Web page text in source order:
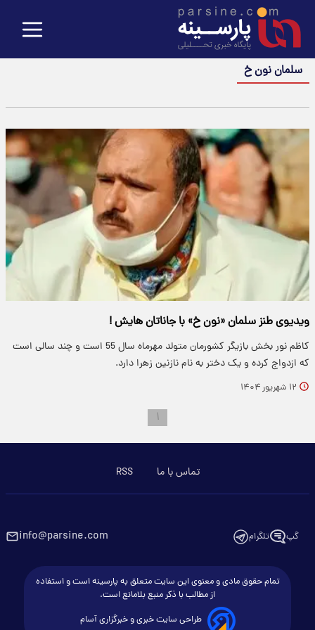
سلمان نون خ
ویدیوی طنز سلمان «نون خ» با جاناتان هایش !
کاظم نور بخش بازیگر کشورمان متولد مهرماه سال 55 است و چند سالی است
که ازدواج کرده و یک دختر به نام نازنین زهرا دارد.
۱۲ شهریور ۱۴۰۴
۱
تماس با ما RSS
گپ تلگرام info@parsine.com
تمام حقوق مادی و معنوی این سایت متعلق به پارسینه است و استفاده
از مطالب با ذکر منبع بلامانع است.
طراحی سایت خبری و خبرگزاری آسام